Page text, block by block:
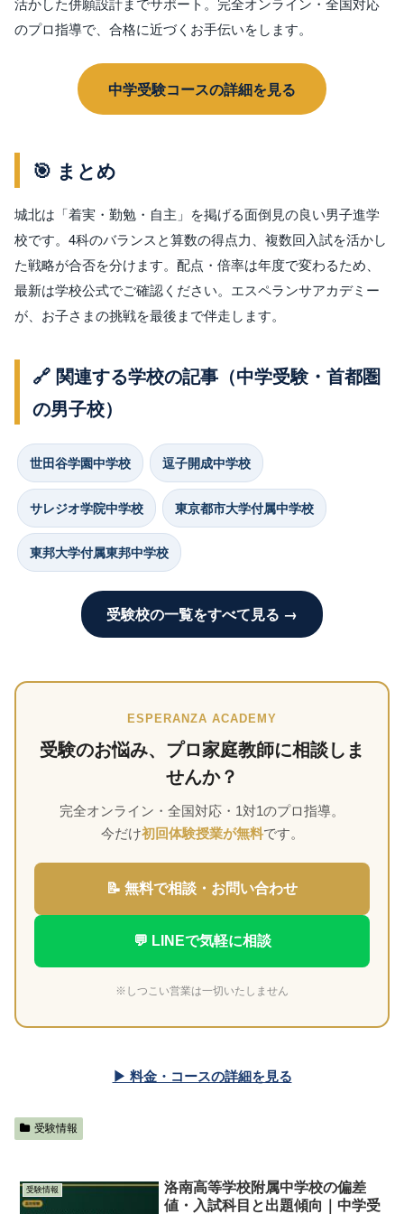
のプロ指導で、合格に近づくお手伝いをします。
中学受験コースの詳細を見る
🎯 まとめ
城北は「着実・勤勉・自主」を掲げる面倒見の良い男子進学
校です。4科のバランスと算数の得点力、複数回入試を活かし
た戦略が合否を分けます。配点・倍率は年度で変わるため、
最新は学校公式でご確認ください。エスペランサアカデミー
が、お子さまの挑戦を最後まで伴走します。
🔗 関連する学校の記事（中学受験・首都圏
の男子校）
世田谷学園中学校 逗子開成中学校
サレジオ学院中学校 東京都市大学付属中学校
東邦大学付属東邦中学校
受験校の一覧をすべて見る →
ESPERANZA ACADEMY
受験のお悩み、プロ家庭教師に相談しま
せんか？
完全オンライン・全国対応・1対1のプロ指導。
今だけ初回体験授業が無料です。
📝 無料で相談・お問い合わせ
💬 LINEで気軽に相談
※しつこい営業は一切いたしません
▶ 料金・コースの詳細を見る
受験情報
受験情報
洛南高等学校附属中学校の偏差
値・入試科目と出題傾向｜中学受